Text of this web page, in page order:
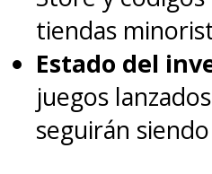
tiendas
Estado del
juegos
seguirán